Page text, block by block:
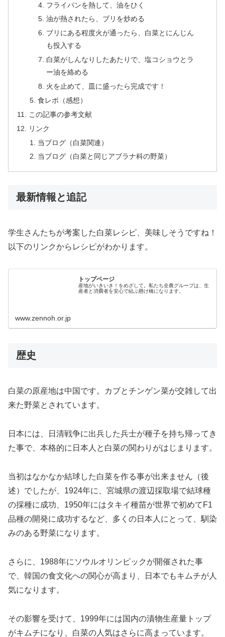
フライパンを熱して、油をひく
油が熱されたら、ブリを炒める
ブリにある程度火が通ったら、白菜とにんじん
も投入する
白菜がしんなりしたあたりで、塩コショウとラ
ー油を絡める
火を止めて、皿に盛ったら完成です！
食レポ（感想）
この記事の参考文献
リンク
当ブログ（白菜関連）
当ブログ（白菜と同じアブラナ科の野菜）
最新情報と追記
学生さんたちが考案した白菜レシピ、美味しそうですね！
以下のリンクからレシピがわかります。
トップページ
産地がいきいき！をめざして。私たち全農グループは、生
産者と消費者を安心で結ぶ懸け橋になります。
www.zennoh.or.jp
歴史
白菜の原産地は中国です。カブとチンゲン菜が交雑して出
来た野菜とされています。
日本には、日清戦争に出兵した兵士が種子を持ち帰ってき
た事で、本格的に日本人と白菜の関わりがはじまります。
当初はなかなか結球した白菜を作る事が出来ません（後
述）でしたが、1924年に、宮城県の渡辺採取場で結球種
の採種に成功、1950年にはタキイ種苗が世界で初めてF1
品種の開発に成功するなど、多くの日本人にとって、馴染
みのある野菜になります。
さらに、1988年にソウルオリンピックが開催された事
で、韓国の食文化への関心が高まり、日本でもキムチが人
気になります。
その影響を受けて、1999年には国内の漬物生産量トップ
がキムチになり、白菜の人気はさらに高まっています。